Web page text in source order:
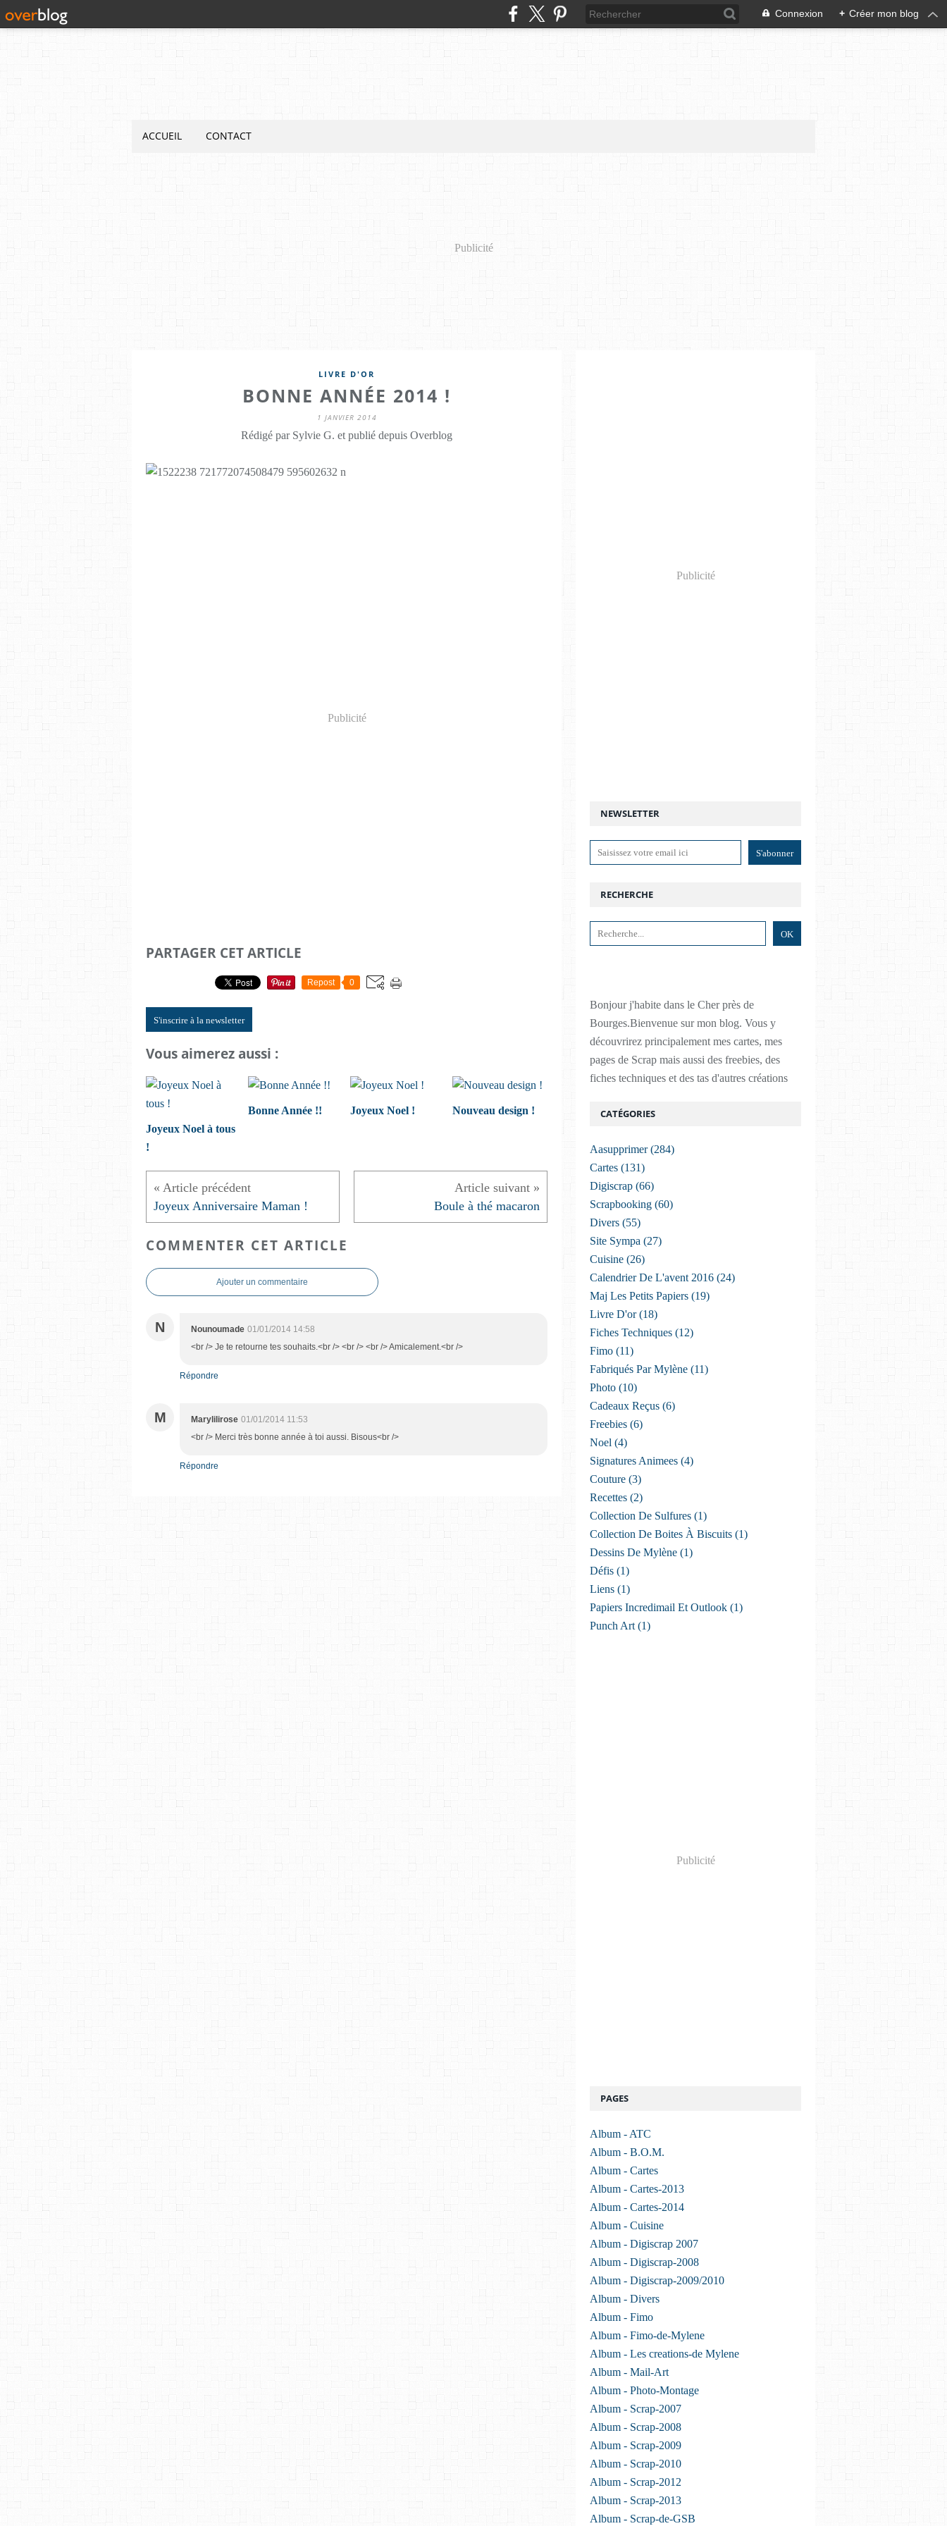
Connexion + Créer mon blog
ACCUEIL CONTACT
Publicité
LIVRE D'OR
BONNE ANNÉE 2014 !
1 JANVIER 2014
Rédigé par Sylvie G. et publié depuis Overblog
Publicité
PARTAGER CET ARTICLE
Repost 0
S'inscrire à la newsletter
Vous aimerez aussi :
Joyeux Noel à tous
!
Bonne Année !! Joyeux Noel ! Nouveau design !
Joyeux Anniversaire Maman ! Boule à thé macaron
COMMENTER CET ARTICLE
Ajouter un commentaire
N Nounoumade 01/01/2014 14:58
<br /> Je te retourne tes souhaits.<br /> <br /> <br /> Amicalement.<br />
Répondre
M Marylilirose 01/01/2014 11:53
<br /> Merci très bonne année à toi aussi. Bisous<br />
Répondre
Publicité
NEWSLETTER
RECHERCHE
Bonjour j'habite dans le Cher près de
Bourges.Bienvenue sur mon blog. Vous y
découvrirez principalement mes cartes, mes
pages de Scrap mais aussi des freebies, des
fiches techniques et des tas d'autres créations
Publicité
PAGES
Album - ATC
Album - B.O.M.
Album - Cartes
Album - Cartes-2013
Album - Cartes-2014
Album - Cuisine
Album - Digiscrap 2007
Album - Digiscrap-2008
Album - Digiscrap-2009/2010
Album - Divers
Album - Fimo
Album - Fimo-de-Mylene
Album - Les creations-de Mylene
Album - Mail-Art
Album - Photo-Montage
Album - Scrap-2007
Album - Scrap-2008
Album - Scrap-2009
Album - Scrap-2010
Album - Scrap-2012
Album - Scrap-2013
Album - Scrap-de-GSB
CATÉGORIES
Aasupprimer(284)
Cartes (131)
Digiscrap (66)
Scrapbooking (60)
Divers (55)
Site Sympa (27)
Cuisine (26)
Calendrier De L'avent 2016 (24)
Maj Les Petits Papiers (19)
Livre D'or(18)
Fiches Techniques (12)
Fimo (11)
Fabriqués Par Mylène (11)
Photo (10)
Cadeaux Reçus (6)
Freebies (6)
Noel (4)
Signatures Animees (4)
Couture (3)
Recettes (2)
Collection De Sulfures (1)
Collection De Boites À Biscuits (1)
Dessins De Mylène (1)
Défis (1)
Liens (1)
Papiers Incredimail Et Outlook (1)
Punch Art (1)